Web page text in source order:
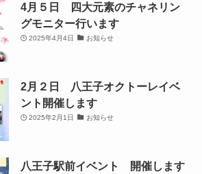
4月５日 四大元素のチャネリン
グモニター行います
2025年4月4日 お知らせ
2月２日 八王子オクトーレイベ
ント開催します
2025年2月1日 お知らせ
八王子駅前イベント 開催します